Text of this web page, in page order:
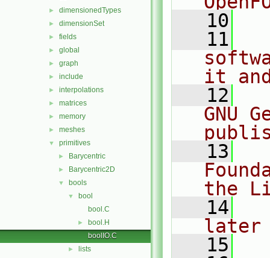
► dimensionedTypes
► dimensionSet
► fields
► global
► graph
► include
► interpolations
► matrices
► memory
► meshes
▼ primitives
► Barycentric
► Barycentric2D
▼ bools
▼
bool
bool.C
►
bool.H
boolIO.C
► lists
   10
   11
it
   12
GNU
   13
the
   14
later
   15